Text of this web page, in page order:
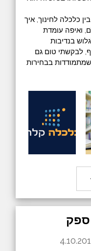
כלכלה לחינוך, איך
ואיפה עומדת
בנדיבות
לבקשתי טום גם
בבחירות